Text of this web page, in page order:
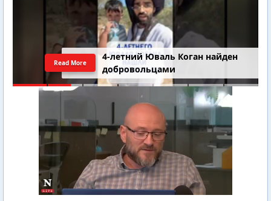
4-летний Юваль Коган найден
добровольцами
Read More